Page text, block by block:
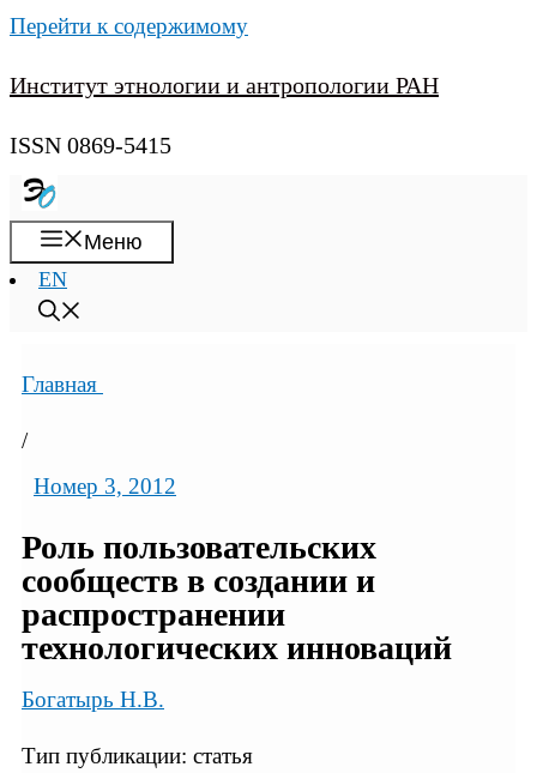
Перейти к содержимому
Институт этнологии и антропологии РАН
ISSN 0869-5415
Меню
EN
Главная
/
Номер 3, 2012
Роль пользовательских
сообществ в создании и
распространении
технологических инноваций
Богатырь Н.В.
Тип публикации: статья